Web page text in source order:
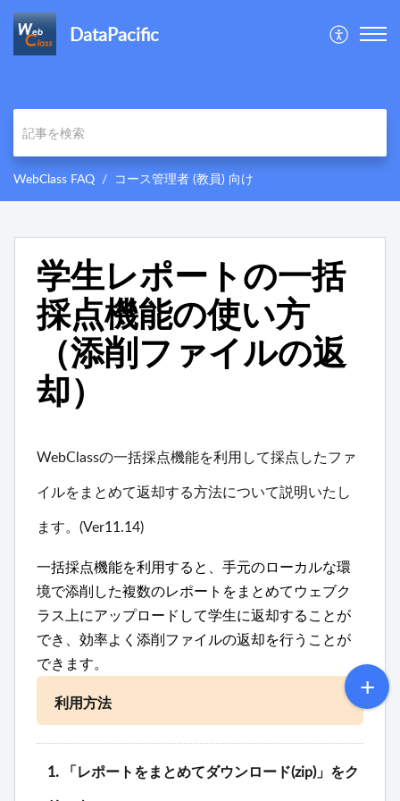
DataPacific
WebClass FAQ コース管理者 (教員) 向け
学生レポートの一括
採点機能の使い方
（添削ファイルの返
却）
WebClassの一括採点機能を利用して採点したファ
イルをまとめて返却する方法について説明いたし
ます。(Ver11.14)
一括採点機能を利用すると、手元のローカルな環
境で添削した複数のレポートをまとめてウェブク
ラス上にアップロードして学生に返却することが
でき、効率よく添削ファイルの返却を行うことが
できます。
利用方法
1. 「レポートをまとめてダウンロード(zip)」をク